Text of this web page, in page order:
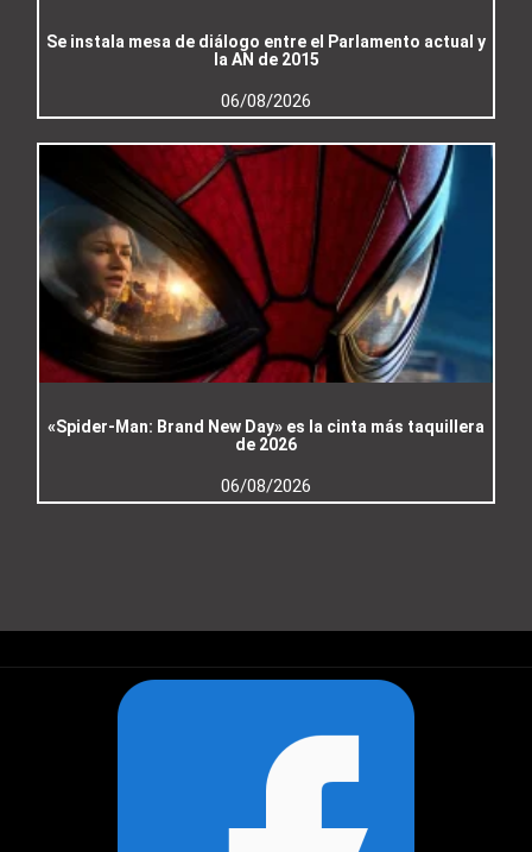
Se instala mesa de diálogo entre el Parlamento actual y
la AN de 2015
06/08/2026
«Spider-Man: Brand New Day» es la cinta más taquillera
de 2026
06/08/2026